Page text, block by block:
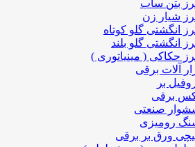
بتن ساب
شیار زن
انگشتی گلو کوتاه
انگشتی گلو بلند
حکاکی ( مینیاتوری )
آلات برقی
بر
برقی
صنعتی
رومیزی
ورق بر برقی